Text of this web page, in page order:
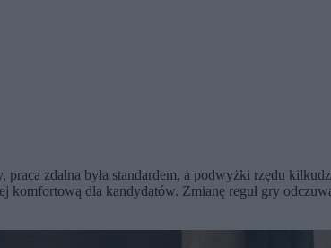
zdalna była standardem, a podwyżki rzędu
komfortową dla kandydatów. Zmianę reguł gry